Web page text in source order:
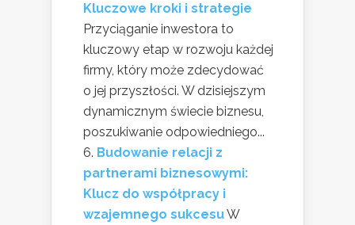
Kluczowe kroki i strategie
Przyciąganie inwestora to
kluczowy etap w rozwoju każdej
firmy, który może zdecydować
o jej przyszłości. W dzisiejszym
dynamicznym świecie biznesu,
poszukiwanie odpowiedniego...
Budowanie relacji z
partnerami biznesowymi:
Klucz do współpracy i
wzajemnego sukcesuW